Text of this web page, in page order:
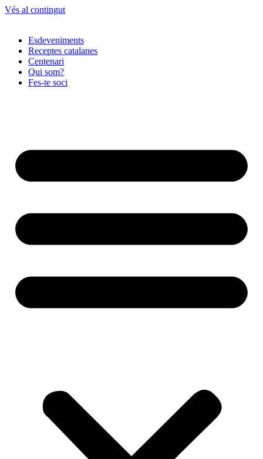
Vés al contingut
Esdeveniments
Receptes catalanes
Centenari
Qui som?
Fes-te soci